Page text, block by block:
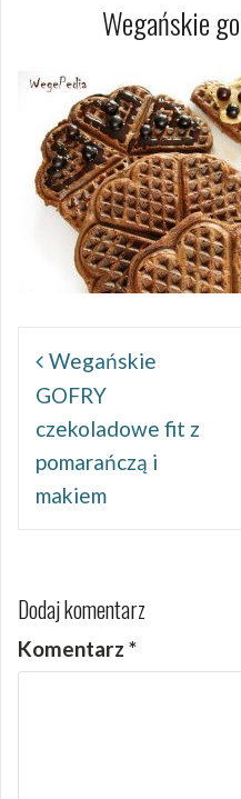
Wegańskie
wpisuWegańskie
GOFRY
czekoladowe fit z
pomarańczą i
makiem
Dodaj komentarz
Komentarz *